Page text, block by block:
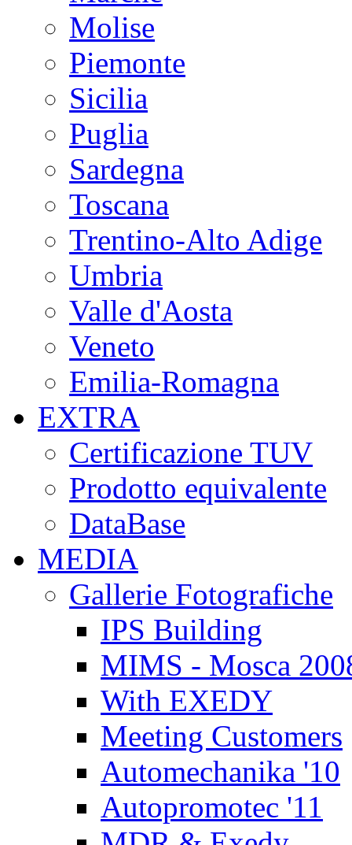
Molise
Piemonte
Sicilia
Puglia
Sardegna
Toscana
Trentino-Alto Adige
Umbria
Valle d'Aosta
Veneto
Emilia-Romagna
EXTRA
Certificazione TUV
Prodotto equivalente
DataBase
MEDIA
Gallerie Fotografiche
IPS Building
MIMS - Mosca
With EXEDY
Meeting Customers
Automechanika '10
Autopromotec '11